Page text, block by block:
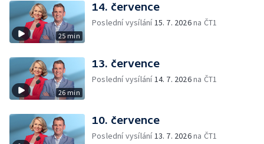
25 min
14. července
Poslední vysílání15. 7. 2026na ČT1
26 min
13. července
Poslední vysílání14. 7. 2026na ČT1
10. července
Poslední vysílání13. 7. 2026na ČT1